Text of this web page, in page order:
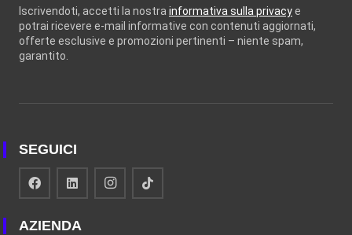
Iscrivendoti, accetti la nostrainformativa sulla privacye
potrai ricevere e-mail informative con contenuti aggiornati,
offerte esclusive e promozioni pertinenti – niente spam,
garantito.
SEGUICI
AZIENDA